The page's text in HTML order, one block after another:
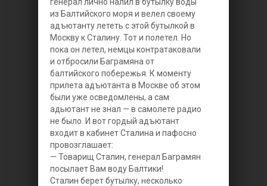
из Балтийского моря и велел своему
адъютанту лететь с этой бутылкой в
Москву к Сталину. Тот и полетел. Но
пока он летел, немцы контратаковали
и отбросили Баграмяна от
балтийского побережья. К моменту
прилета адъютанта в Москве об этом
были уже осведомлены, а сам
адьютант не знал — в самолете радио
не было. И вот гордый адъютант
входит в кабинет Сталина и пафосно
провозглашает:
— Товарищ Сталин, генерал Баграмян
посылает Вам воду Балтики!
Сталин берет бутылку, несколько